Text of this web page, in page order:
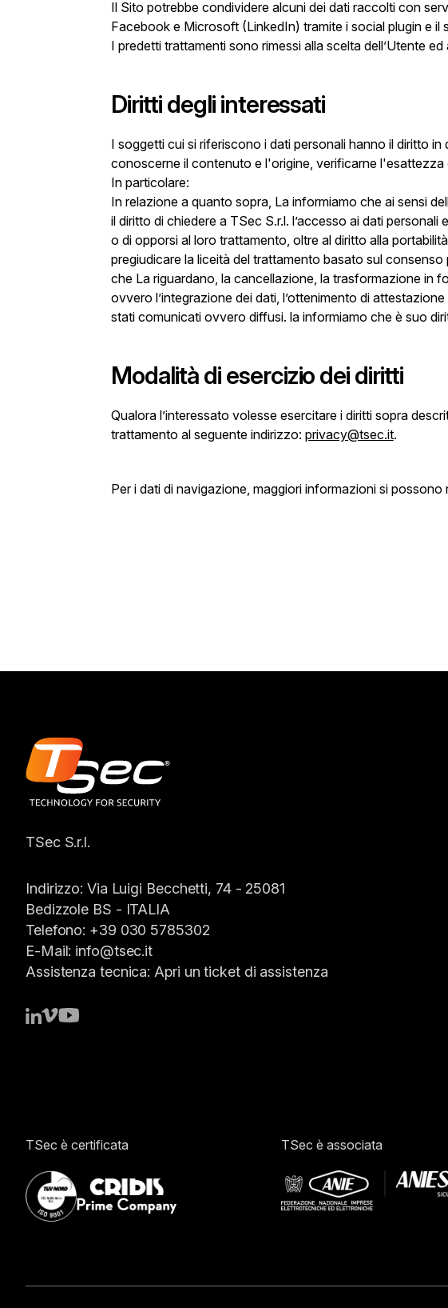
Il Sito potrebbe condividere alcuni dei dati raccolti con
Facebook e Microsoft (LinkedIn) tramite i social plugin e il
I predetti trattamenti sono rimessi alla scelta dell’Utente
Diritti degli interessati
I soggetti cui si riferiscono i dati personali hanno il diritto
conoscerne il contenuto e l'origine, verificarne
In particolare:
In relazione a quanto sopra, La informiamo che ai sensi
il diritto di chiedere a TSec S.r.l. l’accesso ai dati
o di opporsi al loro trattamento, oltre al diritto alla
pregiudicare la liceità del trattamento basato sul
che La riguardano, la cancellazione, la trasformazione in
ovvero l’integrazione dei dati, l’ottenimento di
stati comunicati ovvero diffusi. la informiamo che è suo
Modalità di esercizio dei diritti
Qualora l’interessato volesse esercitare i diritti sopra
trattamento al seguente indirizzo: privacy@tsec.it.
Per i dati di navigazione, maggiori informazioni si
TSec S.r.l.
Indirizzo: Via Luigi Becchetti, 74 - 25081
Bedizzole BS - ITALIA
Telefono: +39 030 5785302
E-Mail: info@tsec.it
Assistenza tecnica: Apri un ticket di assistenza
TSec è certificata TSec è associata